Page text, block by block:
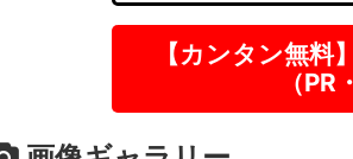
【カンタン無料
（PR